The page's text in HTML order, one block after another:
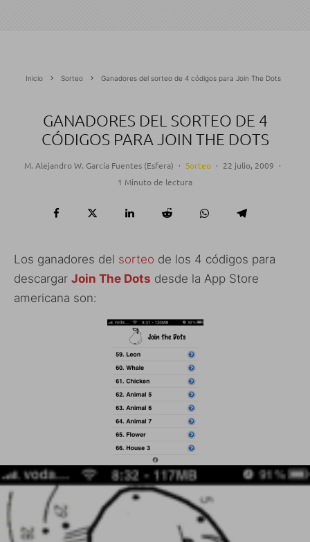
Inicio Sorteo Ganadores del sorteo de 4 códigos para Join The Dots
GANADORES DEL SORTEO DE 4
CÓDIGOS PARA JOIN THE DOTS
M. Alejandro W. García Fuentes (Esfera) · Sorteo · 22 julio, 2009 ·
1 Minuto de lectura
Los ganadores del sorteo de los 4 códigos para
descargar Join The Dots desde la App Store
americana son: